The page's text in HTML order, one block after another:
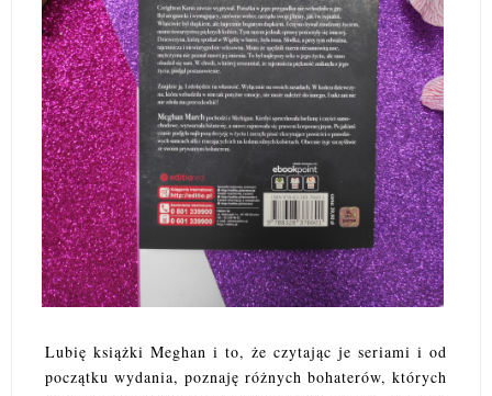
Lubię książki Meghan i to, że czytając je seriami i od
początku wydania, poznaję różnych bohaterów, których